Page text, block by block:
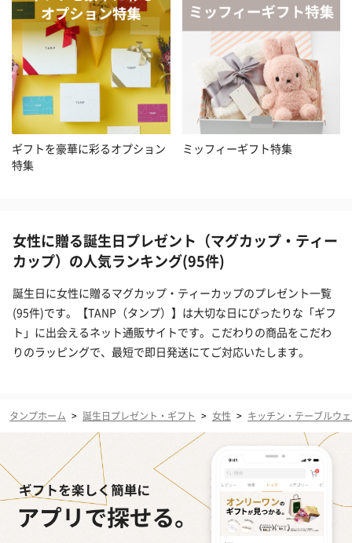
ギフトを豪華に彩るオプション
特集
ミッフィーギフト特集
女性に贈る誕生日プレゼント（マグカップ・ティー
カップ）の人気ランキング(95件)
誕生日に女性に贈るマグカップ・ティーカップのプレゼント一覧
(95件)です。【TANP（タンプ）】は大切な日にぴったりな「ギフ
ト」に出会えるネット通販サイトです。こだわりの商品をこだわ
りのラッピングで、最短で即日発送にてご対応いたします。
タンプホーム > 誕生日プレゼント・ギフト > 女性 > キッチン・テーブルウ